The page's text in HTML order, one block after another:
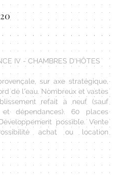
IV - CHAMBRES D'HÔTES
sur axe stratégique,
de l'eau. Nombreux et vastes
refait à neuf (sauf
dépendances). 60 places
possible. Vente
achat ou location